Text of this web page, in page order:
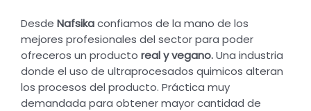
Desde Nafsikaconfiamos de la mano de los
mejores profesionales del sector para poder
ofreceros un producto real y vegano.Una industria
donde el uso de ultraprocesados quimicos alteran
los procesos del producto. Práctica muy
demandada para obtener mayor cantidad de